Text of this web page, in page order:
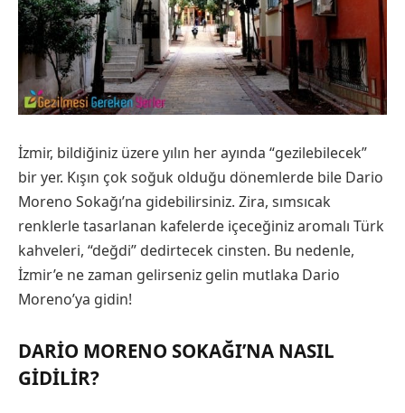
İzmir, bildiğiniz üzere yılın her ayında “gezilebilecek”
bir yer. Kışın çok soğuk olduğu dönemlerde bile Dario
Moreno Sokağı’na gidebilirsiniz. Zira, sımsıcak
renklerle tasarlanan kafelerde içeceğiniz aromalı Türk
kahveleri, “değdi” dedirtecek cinsten. Bu nedenle,
İzmir’e ne zaman gelirseniz gelin mutlaka Dario
Moreno’ya gidin!
DARIO MORENO SOKAĞI’NA NASIL
GIDILIR?